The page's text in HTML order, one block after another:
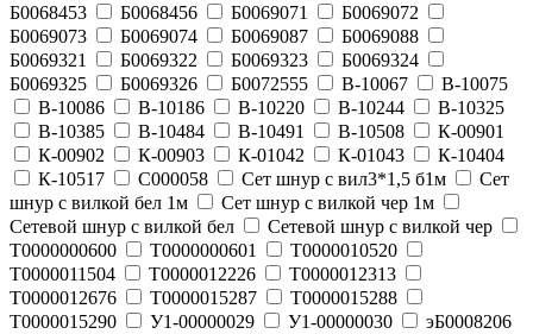
Б0068453
Б0068456 Б0069071
Б0069072
Б0069073
Б0069074 Б0069087
Б0069088
Б0069321
Б0069322 Б0069323
Б0069324
Б0069325
Б0069326 Б0072555 В-10067
В-10075
В-10086
В-10186 В-10220 В-10244
В-10325
В-10385
В-10484 В-10491 В-10508
К-00901
К-00902
К-00903 К-01042 К-01043
К-10404
К-10517
С000058 Сет шнур с вил3*1,5 б1м
Сет
шнур с вилкой бел 1м
Сет шнур с вилкой чер 1м
Сетевой шнур с вилкой бел
Сетевой шнур с вилкой чер
Т0000000600
Т0000000601
Т0000010520
Т0000011504
Т0000012226
Т0000012313
Т0000012676
Т0000015287
Т0000015288
Т0000015290
У1-00000029 У1-00000030
эБ0008206